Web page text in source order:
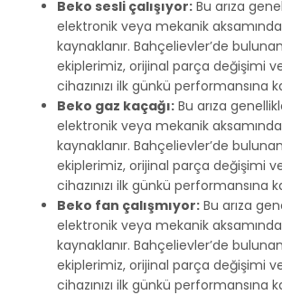
Beko sesli çalışıyor: Bu arıza
elektronik veya mekanik
kaynaklanır. Bahçelievler’de
ekiplerimiz, orijinal parça değişimi
cihazınızı ilk günkü performansına
Beko gaz kaçağı: Bu arıza
elektronik veya mekanik
kaynaklanır. Bahçelievler’de
ekiplerimiz, orijinal parça değişimi
cihazınızı ilk günkü performansına
Beko fan çalışmıyor: Bu arıza
elektronik veya mekanik
kaynaklanır. Bahçelievler’de
ekiplerimiz, orijinal parça değişimi
cihazınızı ilk günkü performansına